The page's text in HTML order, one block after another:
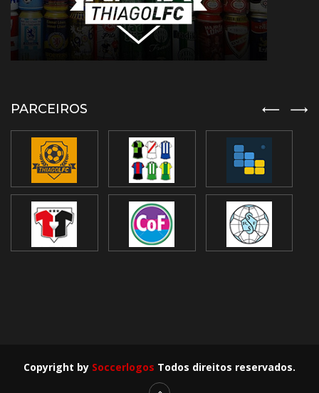
PARCEIROS
Copyright by Soccerlogos Todos direitos reservados.